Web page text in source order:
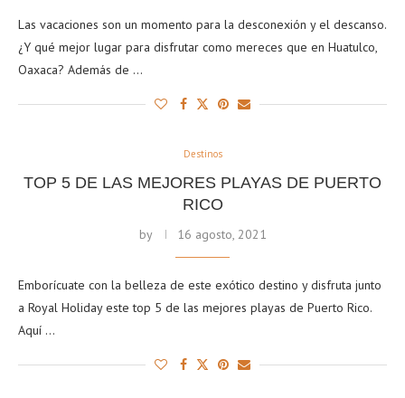
Las vacaciones son un momento para la desconexión y el descanso.
¿Y qué mejor lugar para disfrutar como mereces que en Huatulco,
Oaxaca? Además de …
Destinos
TOP 5 DE LAS MEJORES PLAYAS DE PUERTO
RICO
by 16 agosto, 2021
Emborícuate con la belleza de este exótico destino y disfruta junto
a Royal Holiday este top 5 de las mejores playas de Puerto Rico.
Aquí …